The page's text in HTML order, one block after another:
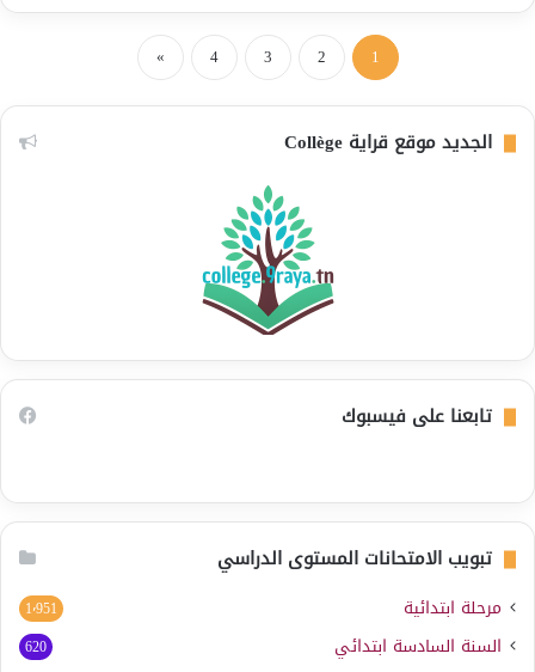
1
2
3
4
»
الجديد موقع قراية Collège
تابعنا على فيسبوك
تبويب الامتحانات المستوى الدراسي
مرحلة ابتدائية 1٬951
السنة السادسة ابتدائي 620